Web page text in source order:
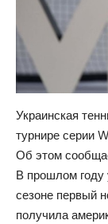
Украинская
турнире серии
Об этом
В прошлом году
сезоне первый
получила